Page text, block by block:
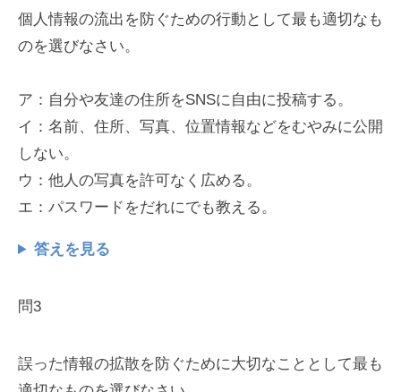
個人情報の流出を防ぐための行動として最も適切なも
のを選びなさい。
ア：自分や友達の住所をSNSに自由に投稿する。
イ：名前、住所、写真、位置情報などをむやみに公開
しない。
ウ：他人の写真を許可なく広める。
エ：パスワードをだれにでも教える。
答えを見る
問3
誤った情報の拡散を防ぐために大切なこととして最も